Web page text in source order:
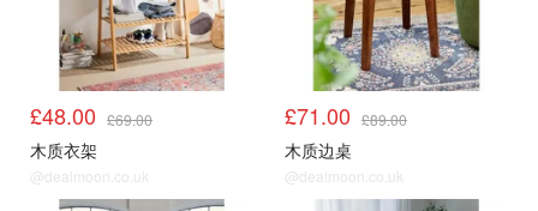
£48.00 £69.00
木质衣架
@dealmoon.co.uk
£71.00 £89.00
木质边桌
@dealmoon.co.uk